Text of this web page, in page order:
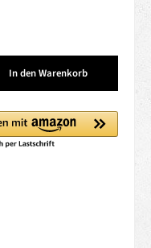
In den Warenkorb